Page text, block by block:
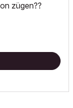
zügen??